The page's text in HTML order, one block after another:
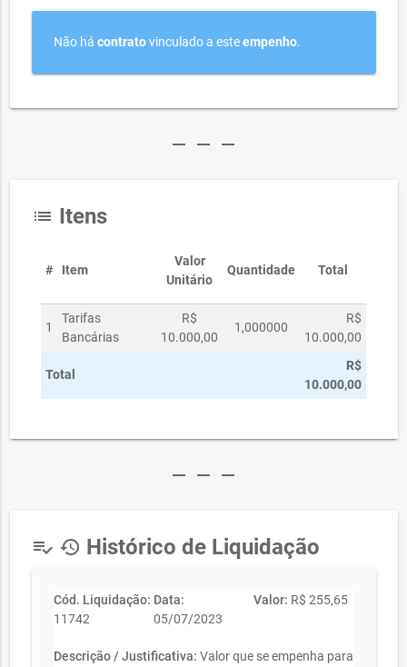
Não há contratovinculado a esteempenho.
remove remove remove
list Itens
# Item
Valor
Unitário
Quantidade Total
1
Tarifas
Bancárias
R$
10.000,00
1,000000
R$
10.000,00
Total
R$
10.000,00
remove remove remove
playlist_add_check history Histórico de Liquidação
Cód. Liquidação:
11742
Data:
05/07/2023
Valor: R$ 255,65
Descrição / Justificativa: Valor que se empenha para